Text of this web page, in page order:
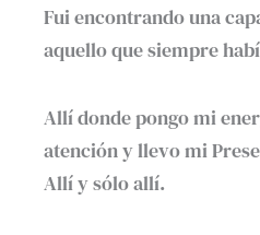
Fui encontrando una
aquello que siempre
Allí donde pongo mi
atención y llevo mi
Allí y sólo allí.